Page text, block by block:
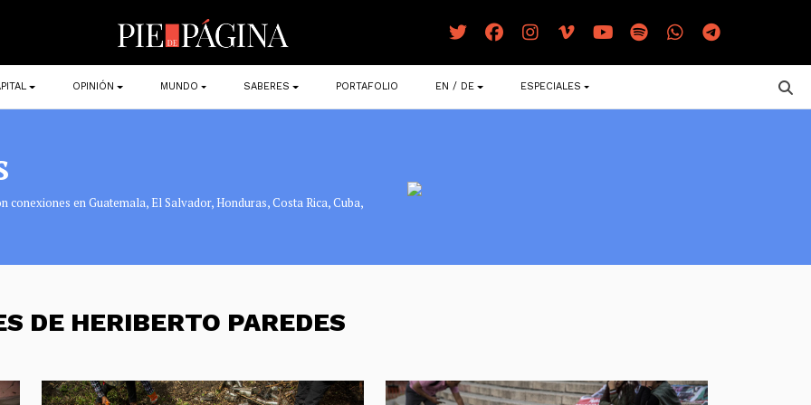
OPINIÓN MUNDO SABERES PORTAFOLIO EN / DE ESPECIALES
en Guatemala, El Salvador, Honduras, Costa Rica, Cuba,
DE HERIBERTO PAREDES